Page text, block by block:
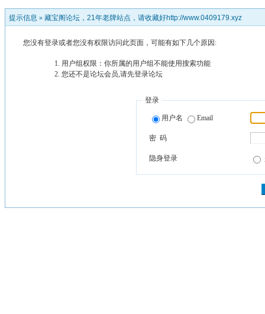
提示信息 » 藏宝阁论坛，21年老牌站点，请收藏好http://www.0409179.xyz
您没有登录或者您没有权限访问此页面，可能有如下几个原因:
用户组权限：你所属的用户组不能使用搜索功能
您还不是论坛会员,请先登录论坛
登录
用户名 Email
密 码
隐身登录